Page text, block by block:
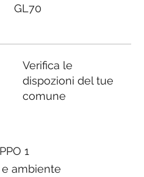
GL70
Verifica le
dispozioni del tue
comune
1
ambiente